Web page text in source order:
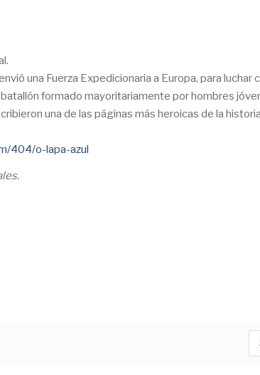
una Fuerza Expedicionaria a Europa, para luchar
formado mayoritariamente por hombres
una de las páginas más heroicas de la
404/o-lapa-azul